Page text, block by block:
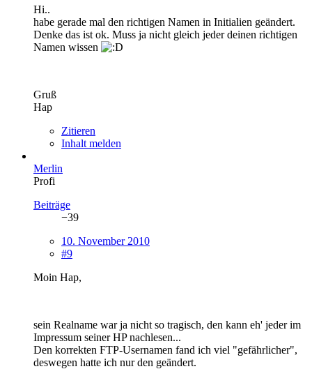
Hi..
habe gerade mal den richtigen Namen in Initialien geändert.
Denke das ist ok. Muss ja nicht gleich jeder deinen richtigen
Namen wissen
Gruß
Hap
Zitieren
Inhalt melden
Merlin
Profi
Beiträge
−39
10. November 2010
#9
Moin Hap,
sein Realname war ja nicht so tragisch, den kann eh' jeder im
Impressum seiner HP nachlesen...
Den korrekten FTP-Usernamen fand ich viel "gefährlicher",
deswegen hatte ich nur den geändert.